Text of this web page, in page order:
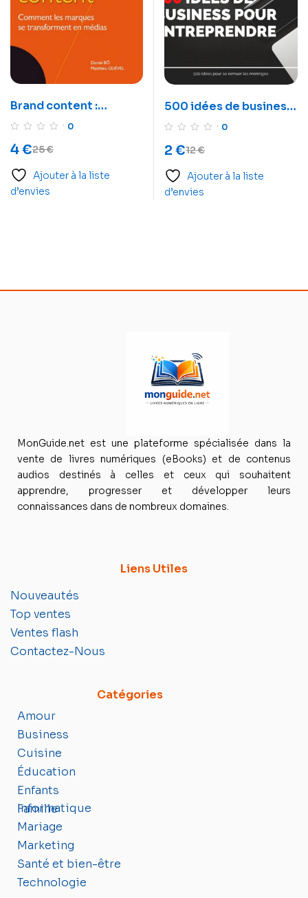
Brand content :
Comment les marques
médias (Tendances
Marketing)
0
25€
4€
Ajouter à la liste
d’envies
500 idées de business
pour entreprendre
0
12€
2 €
Ajouter à la liste
d’envies
MonGuide.net est une plateforme spécialisée dans la
vente de livres numériques (eBooks) et de contenus
audios destinés à celles et ceux qui souhaitent
apprendre, progresser et développer leurs
connaissances dans de nombreux domaines.
Liens Utiles
Nouveautés
Top ventes
Ventes flash
Contactez-Nous
Catégories
Amour
Business
Cuisine
Éducation
Enfants
Famille
Informatique
Mariage
Marketing
Santé et bien-être
Technologie